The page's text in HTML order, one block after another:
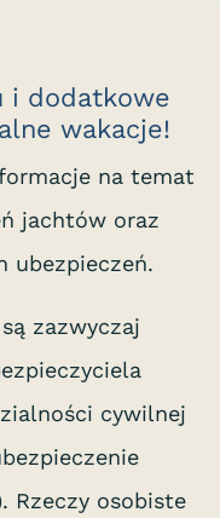
i dodatkowe
wakacje!
na temat
jachtów oraz
ubezpieczeń.
zazwyczaj
cywilnej
Rzeczy osobiste